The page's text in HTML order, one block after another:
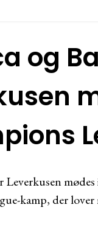
og
Leverkusen
kamp, der lover